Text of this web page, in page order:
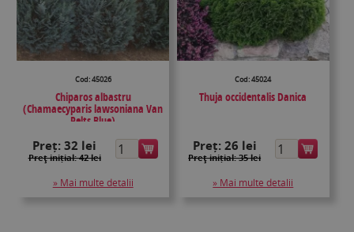
Cod: 45026
Chiparos albastru
(Chamaecyparis lawsoniana Van
Pelts Blue)
Preț:32 lei
Preţ inițial: 42 lei
» Mai multe detalii
Cod: 45024
Thuja occidentalis Danica
Preț: 26 lei
Preţ inițial: 35 lei
» Mai multe detalii